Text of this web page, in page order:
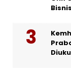
Bisnis